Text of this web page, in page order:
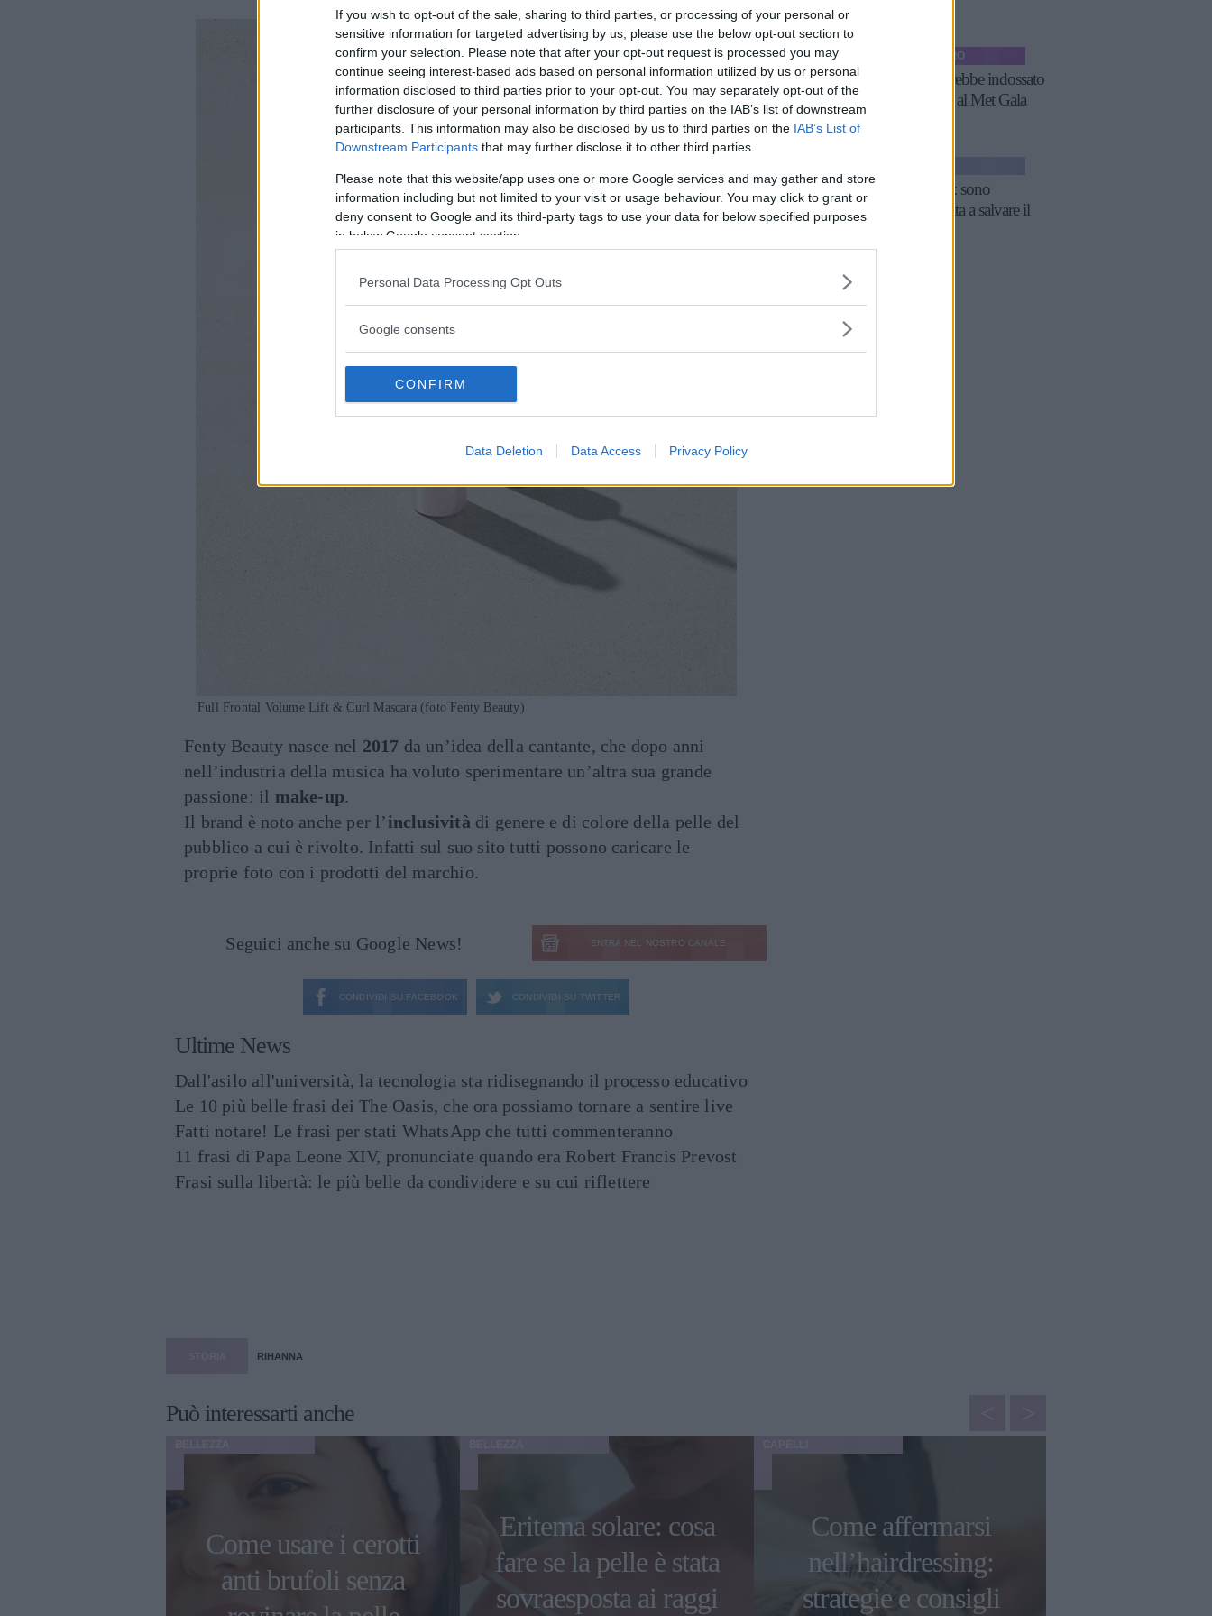
If you wish to opt-out of the sale, sharing to third parties, or processing of your personal or
sensitive information for targeted advertising by us, please use the below opt-out section to
confirm your selection. Please note that after your opt-out request is processed you may
continue seeing interest-based ads based on personal information utilized by us or personal
information disclosed to third parties prior to your opt-out. You may separately opt-out of the
further disclosure of your personal information by third parties on the IAB’s list of downstream
participants. This information may also be disclosed by us to third parties on the IAB’s List of
Downstream Participants that may further disclose it to other third parties.
Please note that this website/app uses one or more Google services and may gather and store
information including but not limited to your visit or usage behaviour. You may click to grant or
deny consent to Google and its third-party tags to use your data for below specified purposes
in below Google consent section.
Personal Data Processing Opt Outs
Google consents
CONFIRM
Data Deletion Data Access Privacy Policy
Full Frontal Volume Lift & Curl Mascara (foto Fenty Beauty)
Fenty Beauty nasce nel 2017 da un’idea della cantante, che dopo anni
nell’industria della musica ha voluto sperimentare un’altra sua grande
passione: il make-up.
Il brand è noto anche per l’inclusività di genere e di colore della pelle del
pubblico a cui è rivolto. Infatti sul suo sito tutti possono caricare le
proprie foto con i prodotti del marchio.
Seguici anche su Google News! ENTRA NEL NOSTRO CANALE
CONDIVIDI SU FACEBOOK CONDIVIDI SU TWITTER
Ultime News
Dall'asilo all'università, la tecnologia sta ridisegnando il processo educativo
Le 10 più belle frasi dei The Oasis, che ora possiamo tornare a sentire live
Fatti notare! Le frasi per stati WhatsApp che tutti commenteranno
11 frasi di Papa Leone XIV, pronunciate quando era Robert Francis Prevost
Frasi sulla libertà: le più belle da condividere e su cui riflettere
RIHANNA
TEMPO LIBERO
Cosa avrebbe indossato
Rihanna al Met Gala
Rihanna: sono
impegnata a salvare il
Può interessarti anche
Come usare i cerotti
anti brufoli senza
Eritema solare: cosa
fare se la pelle è stata
sovraesposta ai raggi
Come affermarsi
nell’hairdressing:
strategie e consigli